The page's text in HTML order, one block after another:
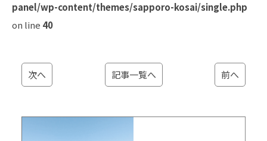
panel/wp-content/themes/sapporo-kosai/single.php
on line 40
次へ 記事一覧へ 前へ